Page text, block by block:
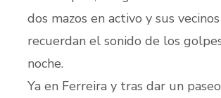
dos mazos en activo y sus
recuerdan el sonido de los
noche.
Ya en Ferreira y tras dar un